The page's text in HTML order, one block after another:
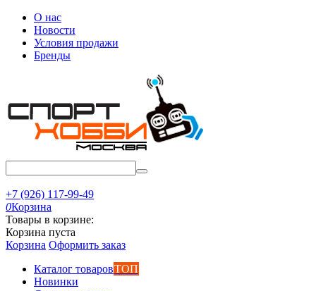
О нас
Новости
Условия продажи
Бренды
+7 (926) 117-99-49
0Корзина
Товары в корзине:
Корзина пуста
Корзина Оформить заказ
Каталог товаровТОП
Новинки